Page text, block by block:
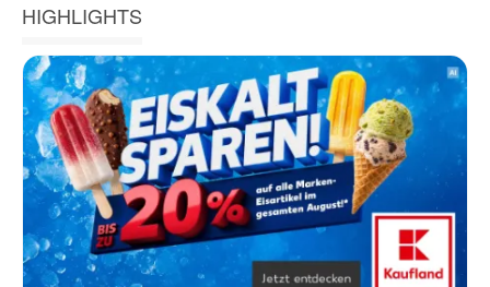
HIGHLIGHTS